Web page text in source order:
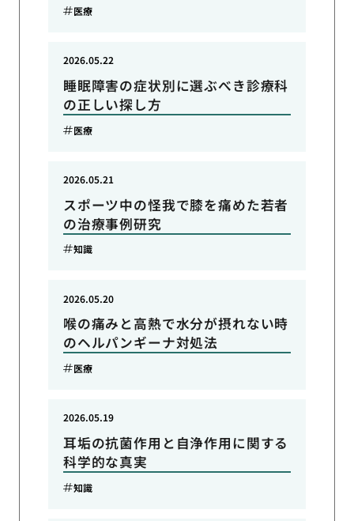
医療
睡眠障害の症状別に選ぶべき診療科
の正しい探し方
2026.05.22
医療
スポーツ中の怪我で膝を痛めた若者
の治療事例研究
2026.05.21
知識
喉の痛みと高熱で水分が摂れない時
のヘルパンギーナ対処法
2026.05.20
医療
耳垢の抗菌作用と自浄作用に関する
科学的な真実
2026.05.19
知識